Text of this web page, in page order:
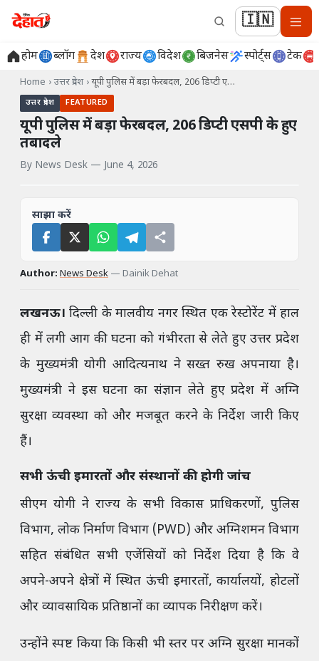
🇮🇳
होम ब्लॉग देश राज्य विदेश बिजनेस स्पोर्ट्स टेक
Home › उत्तर प्रदेश › यूपी पुलिस में बड़ा फेरबदल, 206 डिप्टी ए…
उत्तर प्रदेश FEATURED
यूपी पुलिस में बड़ा फेरबदल, 206 डिप्टी एसपी के हुए
तबादले
By News Desk — June 4, 2026
साझा करें
Author: News Desk — Dainik Dehat
लखनऊ। दिल्ली के मालवीय नगर स्थित एक रेस्टोरेंट में हाल
ही में लगी आग की घटना को गंभीरता से लेते हुए उत्तर प्रदेश
के मुख्यमंत्री योगी आदित्यनाथ ने सख्त रुख अपनाया है।
मुख्यमंत्री ने इस घटना का संज्ञान लेते हुए प्रदेश में अग्नि
सुरक्षा व्यवस्था को और मजबूत करने के निर्देश जारी किए
हैं।
सभी ऊंची इमारतों और संस्थानों की होगी जांच
सीएम योगी ने राज्य के सभी विकास प्राधिकरणों, पुलिस
विभाग, लोक निर्माण विभाग (PWD) और अग्निशमन विभाग
सहित संबंधित सभी एजेंसियों को निर्देश दिया है कि वे
अपने-अपने क्षेत्रों में स्थित ऊंची इमारतों, कार्यालयों, होटलों
और व्यावसायिक प्रतिष्ठानों का व्यापक निरीक्षण करें।
उन्होंने स्पष्ट किया कि किसी भी स्तर पर अग्नि सुरक्षा मानकों